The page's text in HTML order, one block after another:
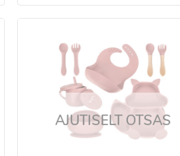
AJUTISELT OTSAS